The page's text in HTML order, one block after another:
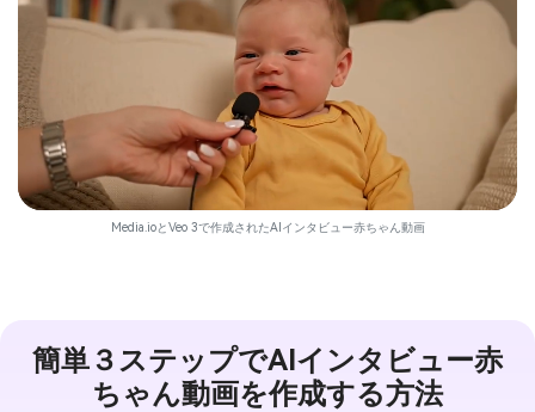
Media.ioとVeo 3で作成されたAIインタビュー赤ちゃん動画
簡単３ステップでAIインタビュー赤
ちゃん動画を作成する方法